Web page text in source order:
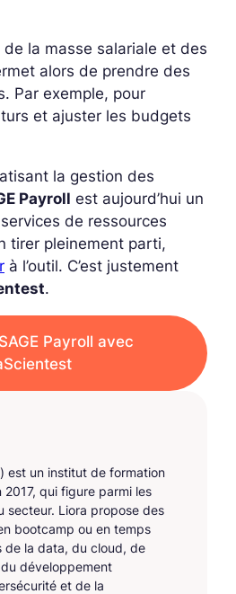
la masse salariale et des
alors de prendre des
Par exemple, pour
et ajuster les budgets
la gestion des
Payroll est aujourd’hui un
de ressources
tirer pleinement parti,
à l’outil. C’est justement
.
Payroll avec
est un institut de formation
qui figure parmi les
secteur. Liora propose des
bootcamp ou en temps
de la data, du cloud, de
développement
et de la